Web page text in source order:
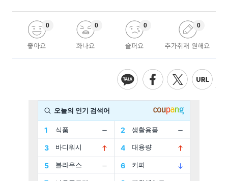
좋아요
0
화나요
0
슬퍼요
0
추가취재 원해요
0